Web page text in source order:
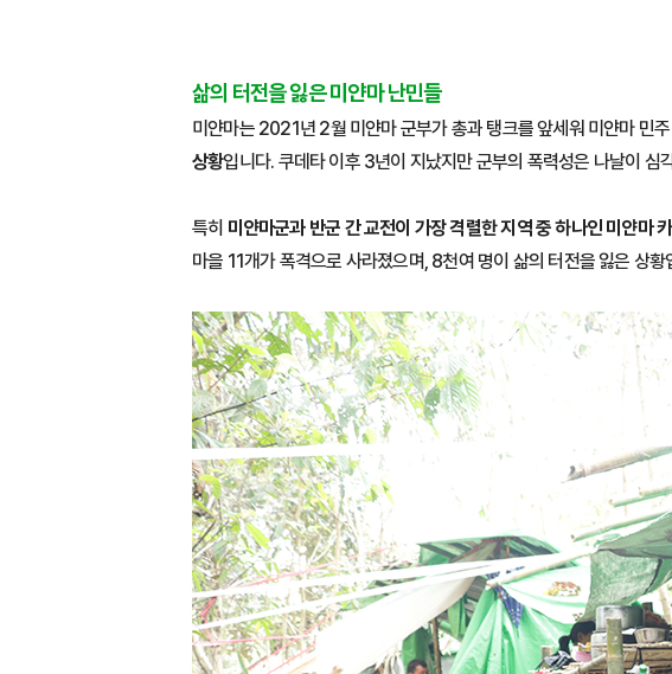
삶의 터전을 잃은 미얀마 난민들
미얀마는 2021년 2월 미얀마 군부가 총과 탱크를 앞세워 미얀마 민
상황입니다. 쿠데타 이후 3년이 지났지만 군부의 폭력성은 나날이 심
특히 미얀마군과 반군 간 교전이 가장 격렬한 지역 중 하나인 미얀마
마을 11개가 폭격으로 사라졌으며, 8천여 명이 삶의 터전을 잃은 상황